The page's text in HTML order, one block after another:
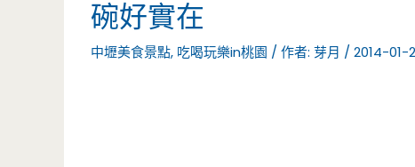
碗好實在
中壢美食景點, 吃喝玩樂in桃園 / 作者: 芽月 / 2014-01-